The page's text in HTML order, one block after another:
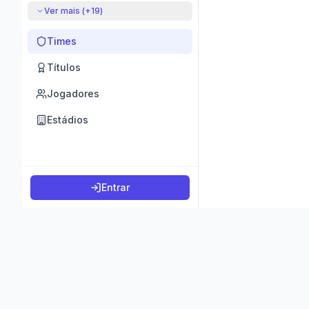
Ver mais (+19)
Times
Títulos
Jogadores
Estádios
Entrar